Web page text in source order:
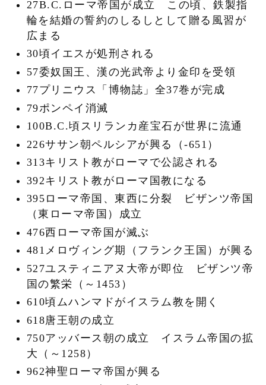
27B.C.ローマ帝国が成立 この頃、鉄製指
輪を結婚の誓約のしるしとして贈る風習が
広まる
30頃イエスが処刑される
57委奴国王、漢の光武帝より金印を受領
77プリニウス「博物誌」全37巻が完成
79ポンペイ消滅
100B.C.頃スリランカ産宝石が世界に流通
226ササン朝ペルシアが興る（‐651）
313キリスト教がローマで公認される
392キリスト教がローマ国教になる
395ローマ帝国、東西に分裂 ビザンツ帝国
（東ローマ帝国）成立
476西ローマ帝国が滅ぶ
481メロヴィング期（フランク王国）が興る
527ユスティニアヌ大帝が即位 ビザンツ帝
国の繁栄（～1453）
610頃ムハンマドがイスラム教を開く
618唐王朝の成立
750アッバース朝の成立 イスラム帝国の拡
大（～1258）
962神聖ローマ帝国が興る